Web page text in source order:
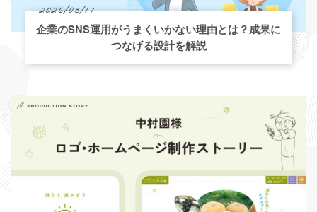
2026/03/17
企業のSNS運用がうまくいかない理由とは？成果に
つなげる設計を解説